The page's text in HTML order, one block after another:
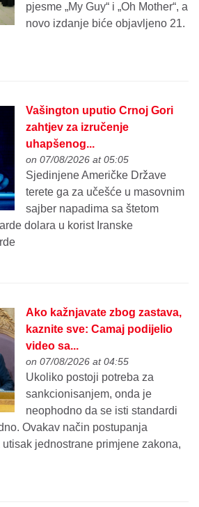
pjesme „My Guy“ i „Oh Mother“, a
novo izdanje biće objavljeno 21.
Vašington uputio Crnoj Gori
zahtjev za izručenje
uhapšenog...
on 07/08/2026 at 05:05
Sjedinjene Američke Države
terete ga za učešće u masovnim
sajber napadima sa štetom
dolara u korist Iranske
Ako kažnjavate zbog zastava,
kaznite sve: Camaj podijelio
video sa...
on 07/08/2026 at 04:55
Ukoliko postoji potreba za
sankcionisanjem, onda je
neophodno da se isti standardi
Ovakav način postupanja
jednostrane primjene zakona,